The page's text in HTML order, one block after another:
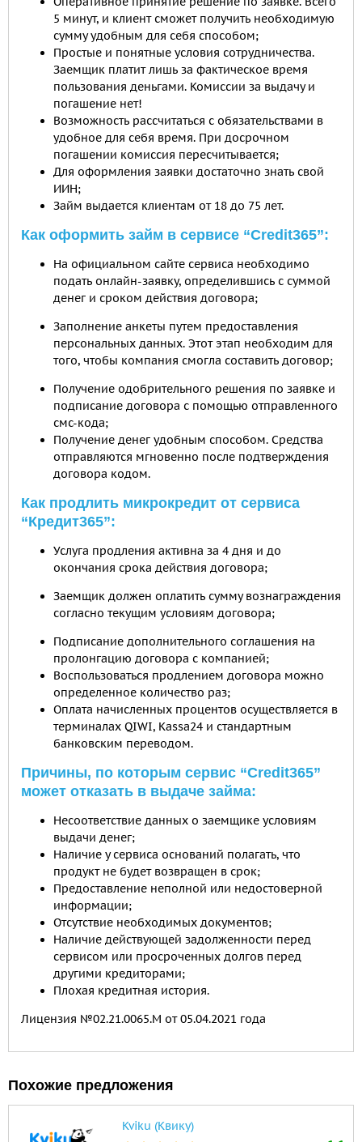
5 минут, и клиент сможет получить необходимую
сумму удобным для себя способом;
Простые и понятные условия сотрудничества.
Заемщик платит лишь за фактическое время
пользования деньгами. Комиссии за выдачу и
погашение нет!
Возможность рассчитаться с обязательствами в
удобное для себя время. При досрочном
погашении комиссия пересчитывается;
Для оформления заявки достаточно знать свой
ИИН;
Займ выдается клиентам от 18 до 75 лет.
Как оформить займ в сервисе “Credit365”:
На официальном сайте сервиса необходимо
подать онлайн-заявку, определившись с суммой
денег и сроком действия договора;
Заполнение анкеты путем предоставления
персональных данных. Этот этап необходим для
того, чтобы компания смогла составить договор;
Получение одобрительного решения по заявке и
подписание договора с помощью отправленного
смс-кода;
Получение денег удобным способом. Средства
отправляются мгновенно после подтверждения
договора кодом.
Как продлить микрокредит от сервиса
“Кредит365”:
Услуга продления активна за 4 дня и до
окончания срока действия договора;
Заемщик должен оплатить сумму вознаграждения
согласно текущим условиям договора;
Подписание дополнительного соглашения на
пролонгацию договора с компанией;
Воспользоваться продлением договора можно
определенное количество раз;
Оплата начисленных процентов осуществляется в
терминалах QIWI, Kassa24 и стандартным
банковским переводом.
Причины, по которым сервис “Credit365”
может отказать в выдаче займа:
Несоответствие данных о заемщике условиям
выдачи денег;
Наличие у сервиса оснований полагать, что
продукт не будет возвращен в срок;
Предоставление неполной или недостоверной
информации;
Отсутствие необходимых документов;
Наличие действующей задолженности перед
сервисом или просроченных долгов перед
другими кредиторами;
Плохая кредитная история.
Лицензия №02.21.0065.M от 05.04.2021 года
Похожие предложения
Kviku (Квику)